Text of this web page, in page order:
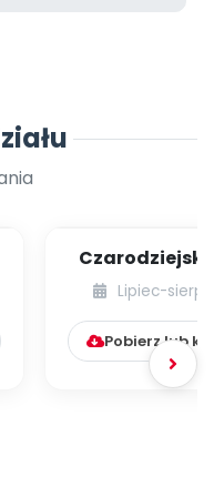
Lipiec-
Pobierz lub